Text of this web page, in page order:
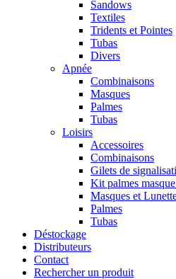
Sandows
Textiles
Tridents et Pointes
Tubas
Divers
Apnée
Combinaisons
Masques
Palmes
Tubas
Loisirs
Accessoires
Combinaisons
Gilets de
Kit palmes
Masques et
Palmes
Tubas
Déstockage
Distributeurs
Contact
Rechercher un produit